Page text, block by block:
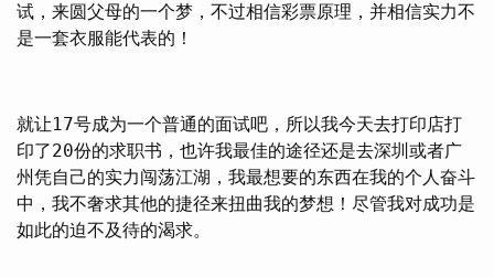
试，来圆父母的一个梦，不过相信彩票原理，并相信实力不
是一套衣服能代表的！
就让17号成为一个普通的面试吧，所以我今天去打印店打
印了20份的求职书，也许我最佳的途径还是去深圳或者广
州凭自己的实力闯荡江湖，我最想要的东西在我的个人奋斗
中，我不奢求其他的捷径来扭曲我的梦想！尽管我对成功是
如此的迫不及待的渴求。